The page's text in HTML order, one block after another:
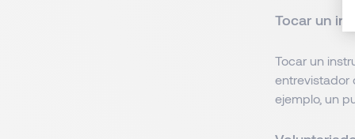
Tocar un
Tocar un
entrevistador
ejemplo, un